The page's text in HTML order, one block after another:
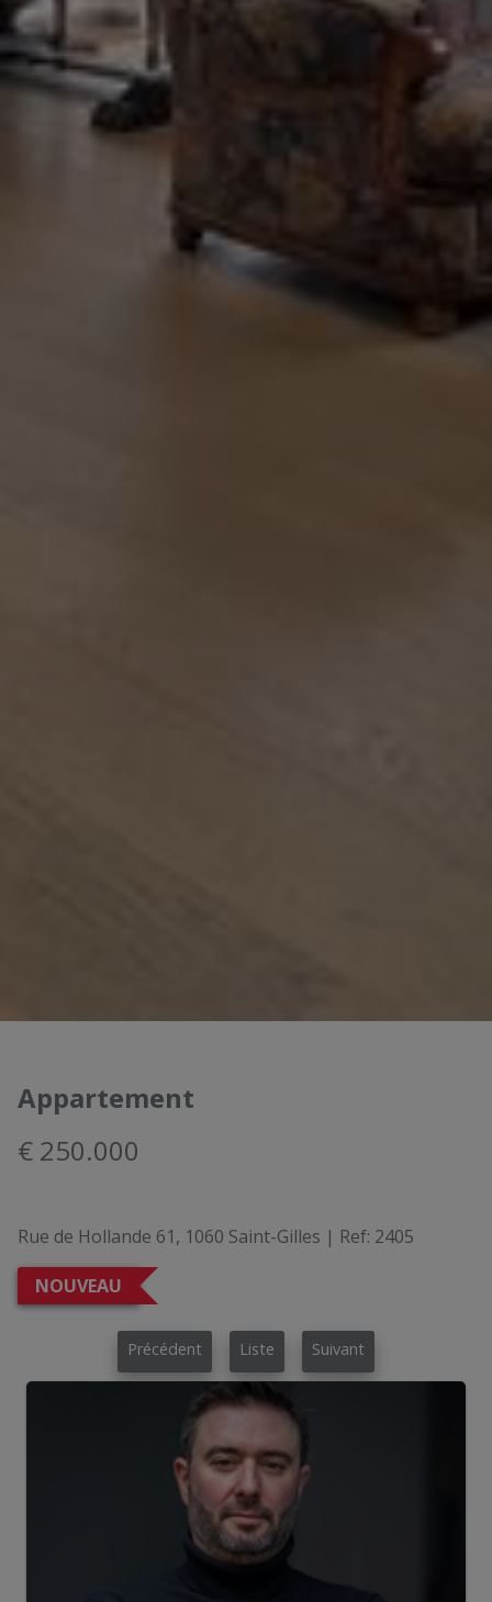
Appartement
€ 250.000
Rue de Hollande 61, 1060 Saint-Gilles | Ref: 2405
NOUVEAU
Précédent Liste Suivant